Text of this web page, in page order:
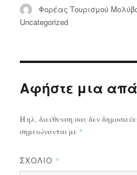
Συντάκτης
Φορέας Τουρισμού
Uncategorized
Αφήστε μια
Η ηλ. διεύθυνση σας δεν
σημειώνονται με *
ΣΧΌΛΙΟ *